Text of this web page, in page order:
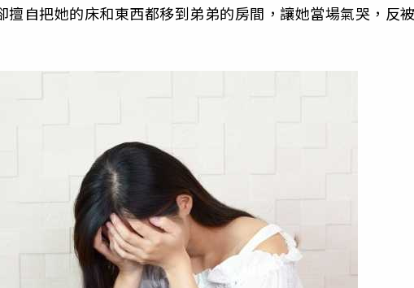
擅自把她的床和東西都移到弟弟的房間，讓她當場氣哭，反